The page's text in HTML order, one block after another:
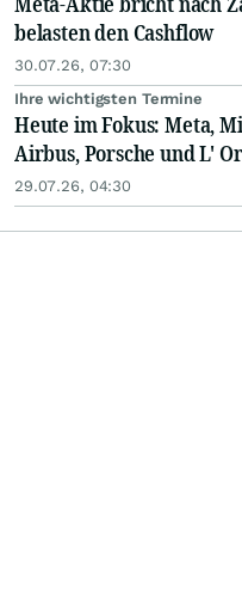
belasten den Cashflow
30.07.26, 07:30
Ihre wichtigsten Termine
Heute im Fokus: Meta,
Airbus, Porsche und L'
29.07.26, 04:30